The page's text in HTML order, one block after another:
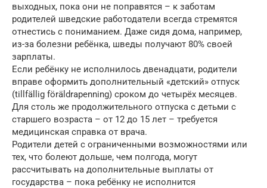
выходных, пока они не поправятся – к заботам
родителей шведские работодатели всегда стремятся
отнестись с пониманием. Даже сидя дома, например,
из-за болезни ребёнка, шведы получают 80% своей
зарплаты.
Если ребёнку не исполнилось двенадцати, родители
вправе оформить дополнительный «детский» отпуск
(tillfällig föräldrapenning) сроком до четырёх месяцев.
Для столь же продолжительного отпуска с детьми с
старшего возраста – от 12 до 15 лет – требуется
медицинская справка от врача.
Родители детей с ограниченными возможностями или
тех, что болеют дольше, чем полгода, могут
рассчитывать на дополнительные выплаты от
государства – пока ребёнку не исполнится